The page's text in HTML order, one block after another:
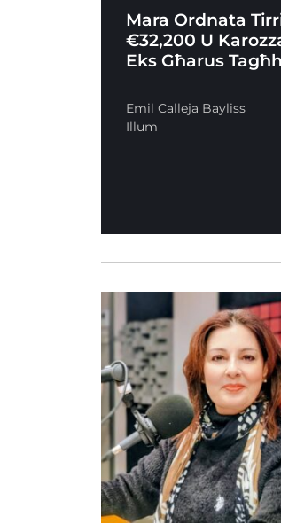
Mara Ordnata
€32,200 U
Eks Għarus
Emil Calleja Bayliss
Illum